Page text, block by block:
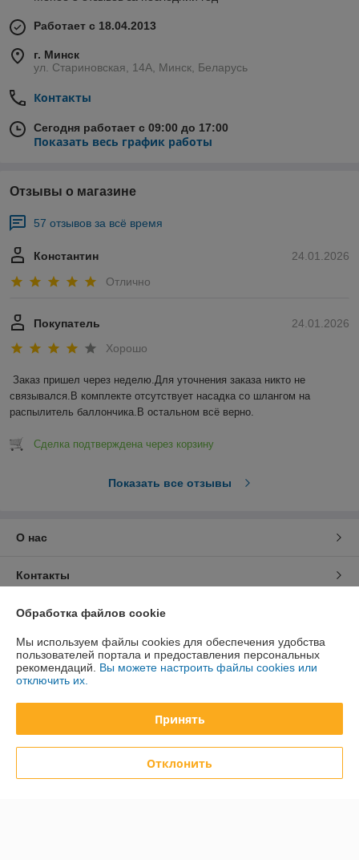
Работает с 18.04.2013
г. Минск
ул. Стариновская, 14А, Минск, Беларусь
Контакты
Сегодня работает с 09:00 до 17:00
Показать весь график работы
Отзывы о магазине
57 отзывов за всё время
24.01.2026
Константин
Отлично
24.01.2026
Покупатель
Хорошо
Заказ пришел через неделю.Для уточнения заказа никто не
связывался.В комплекте отсутствует насадка со шлангом на
распылитель баллончика.В остальном всё верно.
Сделка подтверждена через корзину
Показать все отзывы
О нас
Контакты
Доставка и оплата
График работы
Полная версия сайта
Политика обработки cookies
Сайт создан на платформе Deal.by
Обработка файлов cookie
Мы используем файлы cookies для обеспечения удобства
пользователей портала и предоставления персональных
рекомендаций. Вы можете настроить файлы cookies или
отключить их.
Принять
Отклонить